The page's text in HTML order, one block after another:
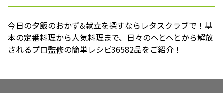
今日の夕飯のおかず&献立を探すならレタスクラブで！基
本の定番料理から人気料理まで、日々のへとへとから解放
されるプロ監修の簡単レシピ36582品をご紹介！